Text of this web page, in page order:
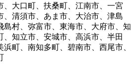
、大口町、扶桑町、江南市、一宮
、清須市、あま市、大治市、津島
島村、弥富市、東海市、大府市、知
、知立市、安城市、高浜市、半田
町、南知多町、碧南市、西尾市、